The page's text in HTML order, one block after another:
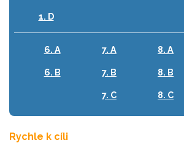
1. D
6. A
6. B
7. A
7. B
7. C
8. A
8. B
8. C
Rychle k cíli